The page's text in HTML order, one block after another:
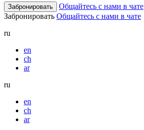
Забронировать
Общайтесь с нами в чате
Забронировать Общайтесь с нами в чате
ru
en
ch
ar
ru
en
ch
ar